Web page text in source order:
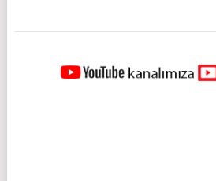
YAZILAR